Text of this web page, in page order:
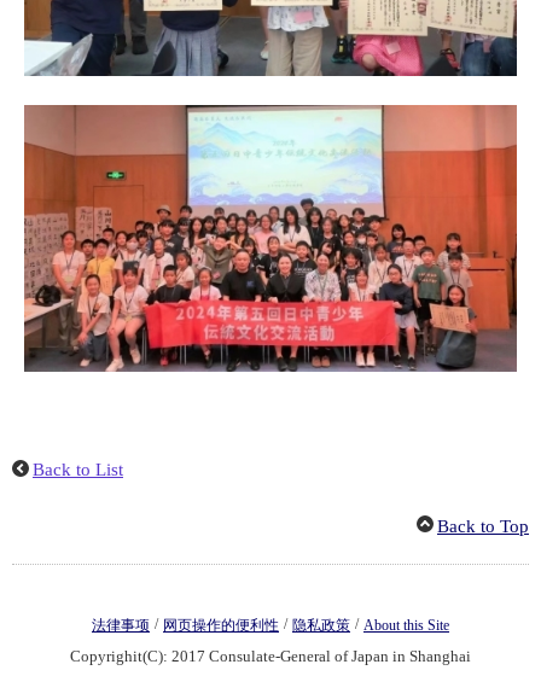
Back to List
Back to Top
法律事项 / 网页操作的便利性 / 隐私政策 / About this Site
Copyrighit(C): 2017 Consulate-General of Japan in Shanghai